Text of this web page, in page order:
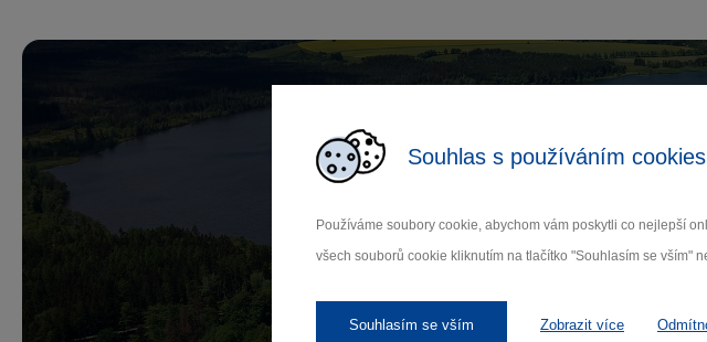
Souhlas s používáním cookies
Používáme soubory cookie, abychom vám poskytli co nejlepší
všech souborů cookie kliknutím na tlačítko "Souhlasím se vším"
Souhlasím se vším Zobrazit více
Záleží nám na ochraně osobních